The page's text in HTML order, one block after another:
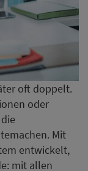
oft doppelt.
oder
Mit
entwickelt,
mit allen